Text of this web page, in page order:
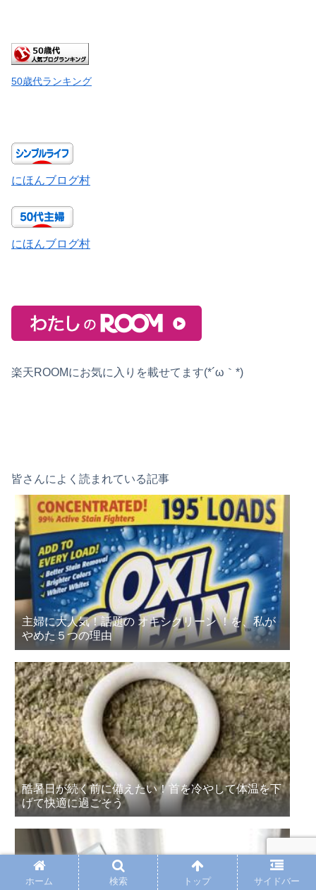
50歳代ランキング
にほんブログ村
にほんブログ村
楽天ROOMにお気に入りを載せてます(*´ω｀*)
皆さんによく読まれている記事
主婦に大人気！話題の オキシクリーン ！を、私が
やめた５つの理由
酷暑日が続く前に備えたい！首を冷やして体温を下
げて快適に過ごそう
ホーム 検索 トップ サイドバー